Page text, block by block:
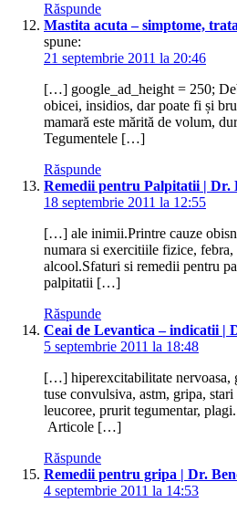
Răspunde
Mastita acuta – simptome,
spune:
21 septembrie 2011 la 20:46
[…] google_ad_height = 250;
obicei, insidios, dar poate fi și
mamară este mărită de volum,
Tegumentele […]
Răspunde
Remedii pentru Palpitatii | Dr.
18 septembrie 2011 la 12:55
[…] ale inimii.Printre cauze
numara si exercitiile fizice, febra,
alcool.Sfaturi si remedii pentru
palpitatii […]
Răspunde
Ceai de Levantica – indicatii |
5 septembrie 2011 la 18:48
[…] hiperexcitabilitate nervoasa,
tuse convulsiva, astm, gripa,
leucoree, prurit tegumentar,
Articole […]
Răspunde
Remedii pentru gripa | Dr.
4 septembrie 2011 la 14:53